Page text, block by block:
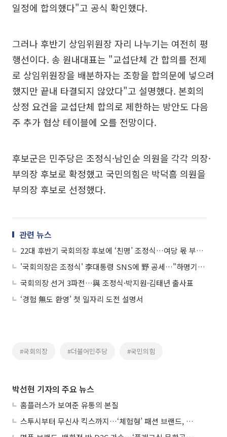
일정에 합의했다"고 공식 확인했다.
그러나 후반기 상임위원장 자리 나누기는 여전히 평
행선이다. 송 원내대표는 "교섭단체 간 합의를 전제
로 상임위원장을 배분하자는 조항을 합의문에 넣으려
했지만 끝내 타결되지 않았다"고 설명했다. 본회의
상정 요건을 교섭단체 합의로 제한하는 방안도 다음
주 추가 협상 테이블에 오를 전망이다.
후보군은 민주당은 조정식·남인순 의원을 각각 의장·
부의장 후보로 확정했고 국민의힘은 박덕흠 의원을
부의장 후보로 선정했다.
관련 뉴스
22대 후반기 국회의장 후보에 ‘친명’ 조정식…여당 몫 부의장 남인순
'국회의장은 조정식' 李대통령 SNS에 野 공세…"하명기관 만들려 하나"
국회의장 선거 3파전…與 조정식·박지원·김태년 출사표
‘경험 無도 환영’ 첫 일자리 도전 설명서
#국회의장 #더불어민주당 #국민의힘
박선현 기자의 주요 뉴스
홈플러스가 보여준 유통의 본질
스투시부터 무신사 킥스까지…‘체험형’ 패션 브랜드, 잇단 제주행